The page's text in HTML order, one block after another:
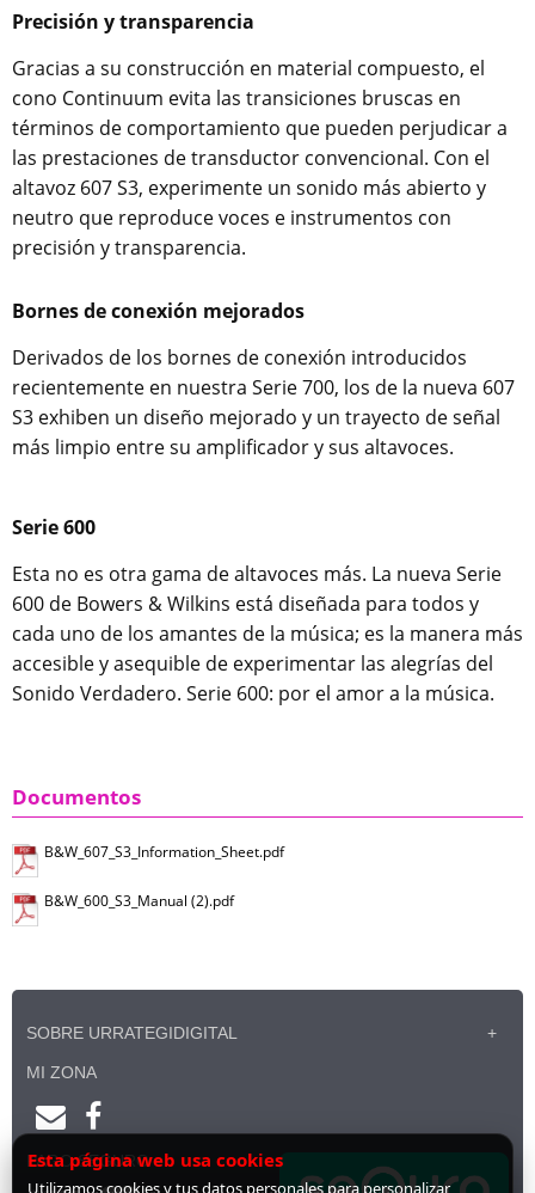
Precisión y transparencia
Gracias a su construcción en material compuesto, el
cono Continuum evita las transiciones bruscas en
términos de comportamiento que pueden perjudicar a
las prestaciones de transductor convencional. Con el
altavoz 607 S3, experimente un sonido más abierto y
neutro que reproduce voces e instrumentos con
precisión y transparencia.
Bornes de conexión mejorados
Derivados de los bornes de conexión introducidos
recientemente en nuestra Serie 700, los de la nueva 607
S3 exhiben un diseño mejorado y un trayecto de señal
más limpio entre su amplificador y sus altavoces.
Serie 600
Esta no es otra gama de altavoces más. La nueva Serie
600 de Bowers & Wilkins está diseñada para todos y
cada uno de los amantes de la música; es la manera más
accesible y asequible de experimentar las alegrías del
Sonido Verdadero. Serie 600: por el amor a la música.
Documentos
B&W_607_S3_Information_Sheet.pdf
B&W_600_S3_Manual (2).pdf
SOBRE URRATEGIDIGITAL
MI ZONA
PAGO SEGURO
Esta página web usa cookies
Utilizamos cookies y tus datos personales para personalizar